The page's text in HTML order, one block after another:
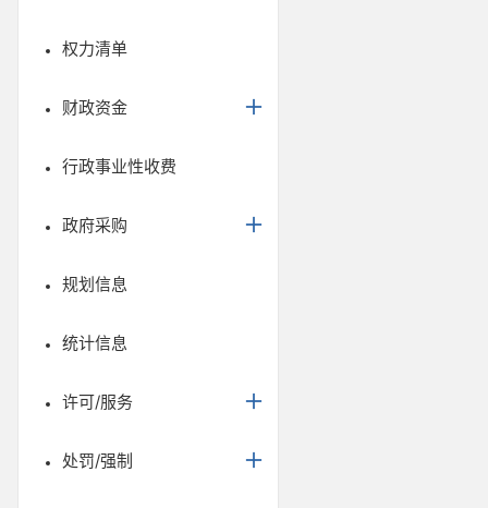
权力清单
财政资金
行政事业性收费
政府采购
规划信息
统计信息
许可/服务
处罚/强制